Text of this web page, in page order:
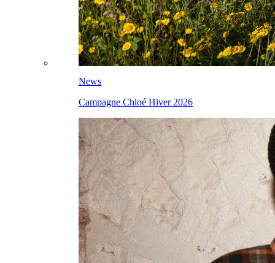
News
Campagne Chloé Hiver 2026